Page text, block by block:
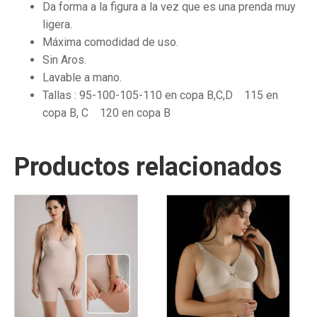
Da forma a la figura a la vez que es una prenda muy
ligera.
Máxima comodidad de uso.
Sin Aros.
Lavable a mano.
Tallas : 95-100-105-110 en copa B,C,D 115 en
copa B, C 120 en copa B
Productos relacionados
producto
tiene
múltiples
variantes.
Las
opciones
producto
múltiples
variantes.
Las
opciones